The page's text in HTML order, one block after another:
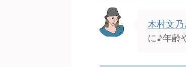
木村文乃
に♪年齢